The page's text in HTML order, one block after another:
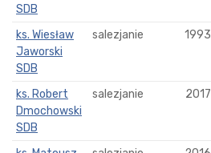
SDB
ks. Wiesław
Jaworski
SDB
salezjanie 1993
ks. Robert
Dmochowski
SDB
salezjanie 2017